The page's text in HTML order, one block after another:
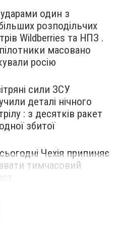
один з
розподільчих
Wildberries та НПЗ .
масовано
росію
сили ЗСУ
деталі нічного
: з десятків ракет
збитої
Чехія припиняє
тимчасовий